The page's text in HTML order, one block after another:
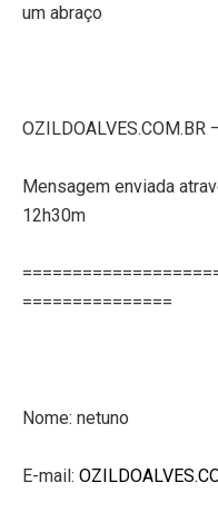
um abraço
OZILDOALVES.COM.BR
Mensagem enviada
12h30m
===============
Nome: netuno
E-mail: